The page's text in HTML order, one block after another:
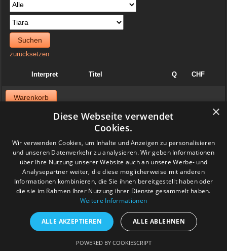
Suchen
zurücksetzen
Interpret Titel Q CHF
Warenkorb
Jazzvinyl.ch ist am Sonntag 06. April ab 10 Uhr an der
Schallplattenbörse im Volkshaus in Zürich
Wir haben auch einiges aus der Sammlung von Patrick! Ich bringe
viel Dolphy, Art Farmer usw.
Feedback
www.grashalm-it.ch |(www.pinkytoes.com)
×
Diese Webseite verwendet
Cookies.
Wir verwenden Cookies, um Inhalte und Anzeigen zu personalisieren
und unseren Datenverkehr zu analysieren. Wir geben Informationen
über Ihre Nutzung unserer Website auch an unsere Werbe- und
Analysepartner weiter, die diese möglicherweise mit anderen
Informationen kombinieren, die Sie ihnen bereitgestellt haben oder
die sie im Rahmen Ihrer Nutzung ihrer Dienste gesammelt haben.
Weitere Informationen
ALLE AKZEPTIEREN ALLE ABLEHNEN
POWERED BY COOKIESCRIPT